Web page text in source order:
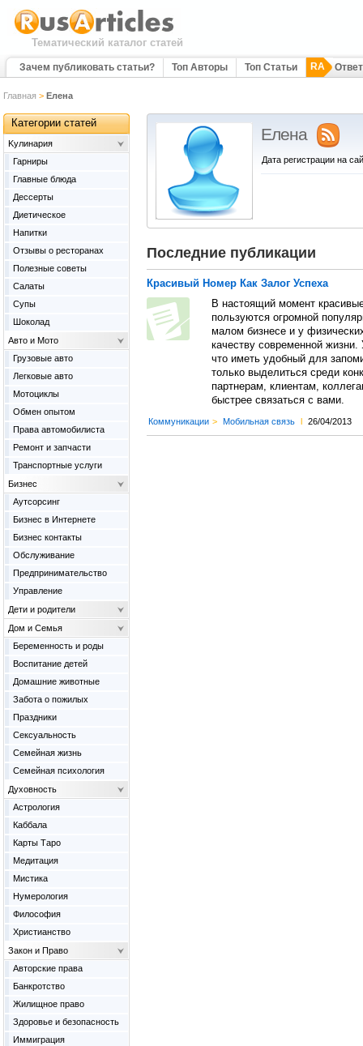
Тематический каталог статей
Зачем публиковать статьи? Топ Авторы Топ Статьи RA
Главная > Елена
Елена
Дата регистрации на
Последние публикации
Красивый Номер Как Залог Успеха
В настоящий момент
пользуются огромной
малом бизнесе и у
качеству современной
что иметь удобный для
только выделиться среди
партнерам, клиентам,
быстрее связаться с вами.
Коммуникации > Мобильная связь l 26/04/2013
Категории статей
Kулинария
Гарниры
Главные блюда
Дессерты
Диетическое
Напитки
Отзывы о ресторанах
Полезные советы
Салаты
Супы
Шоколад
Авто и Мото
Грузовые авто
Легковые авто
Мотоциклы
Обмен опытом
Права автомобилиста
Ремонт и запчасти
Транспортные услуги
Бизнес
Аутсорсинг
Бизнес в Интернете
Бизнес контакты
Обслуживание
Предпринимательство
Управление
Дети и родители
Дом и Семья
Беременность и роды
Воспитание детей
Домашние животные
Забота о пожилых
Праздники
Сексуальность
Семейная жизнь
Семейная психология
Духовность
Астрология
Каббала
Карты Таро
Медитация
Мистика
Нумерология
Философия
Христианство
Закон и Право
Авторские права
Банкротство
Жилищное право
Здоровье и безопасность
Иммиграция